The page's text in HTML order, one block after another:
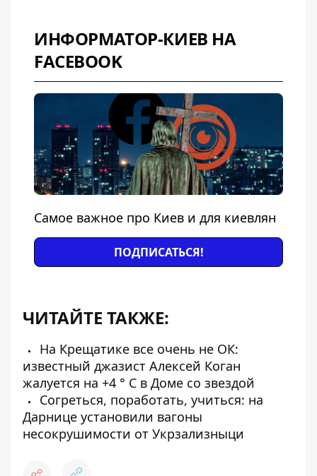
ИНФОРМАТОР-КИЕВ НА
FACEBOOK
Самое важное про Киев и для киевлян
ПОДПИСАТЬСЯ!
ЧИТАЙТЕ ТАКЖЕ:
На Крещатике все очень не ОК:
известный джазист Алексей Коган
жалуется на +4 ° С в Доме со звездой
Согреться, поработать, учиться: на
Дарнице установили вагоны
несокрушимости от Укрзализныци